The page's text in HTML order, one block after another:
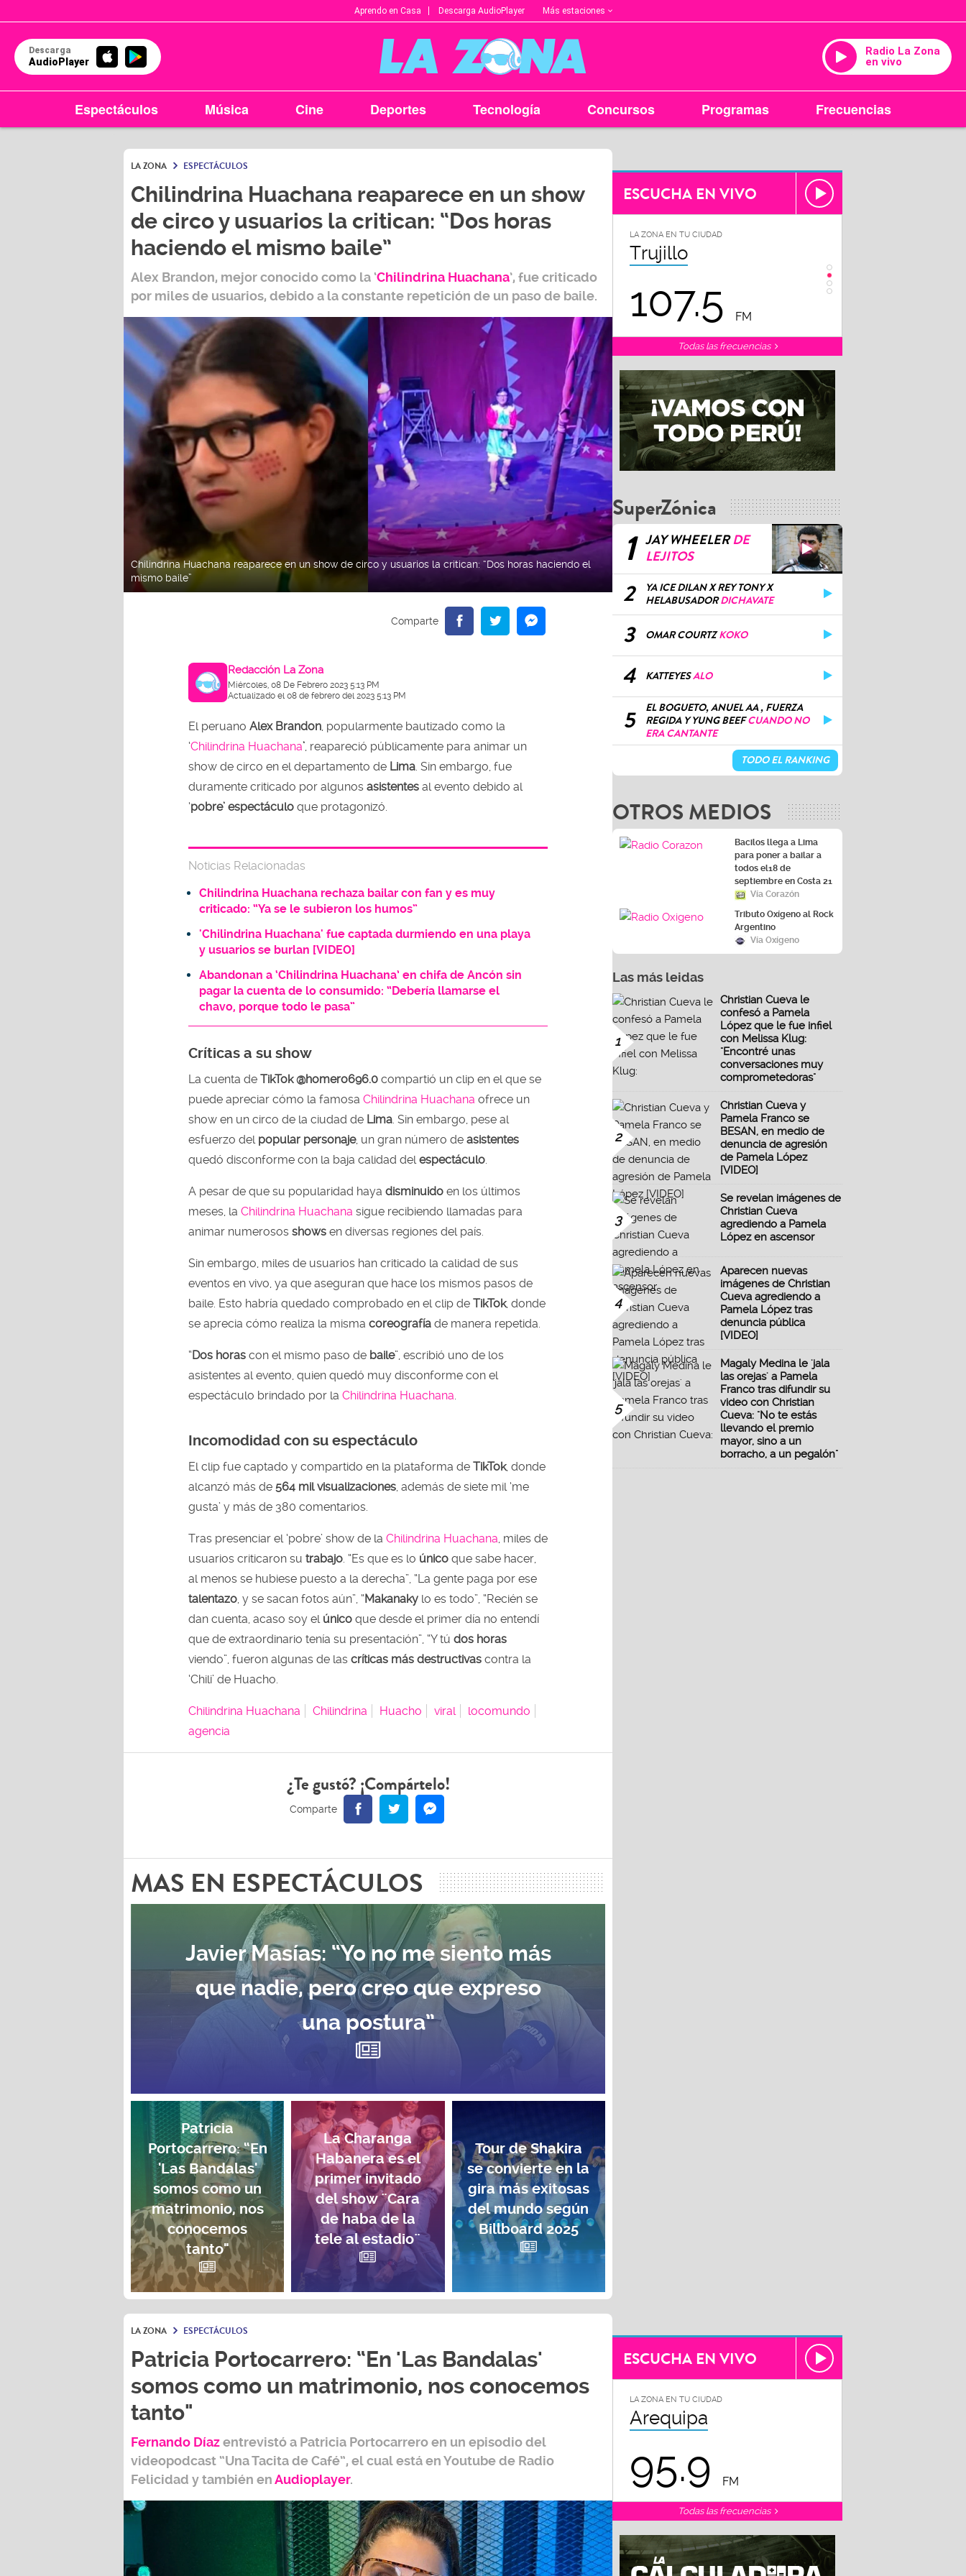
Aprendo en Casa Descarga AudioPlayer Más estaciones
Descarga
AudioPlayer
Radio La Zona
en vivo
Espectáculos Música Cine Deportes Tecnología Concursos Programas Frecuencias
LA ZONA ESPECTÁCULOS
Chilindrina Huachana reaparece en un show
de circo y usuarios la critican: “Dos horas
haciendo el mismo baile”
Alex Brandon, mejor conocido como la ‘Chilindrina Huachana’, fue criticado
por miles de usuarios, debido a la constante repetición de un paso de baile.
Chilindrina Huachana reaparece en un show de circo y usuarios la critican: “Dos horas haciendo el
mismo baile”
Redacción La Zona
Miércoles, 08 De Febrero 2023 5:13 PM
Actualizado el 08 de febrero del 2023 5:13 PM
El peruano Alex Brandon , popularmente bautizado como la
‘Chilindrina Huachana’ , reapareció públicamente para animar un
show de circo en el departamento de Lima . Sin embargo, fue
duramente criticado por algunos asistentes al evento debido al
‘pobre’ espectáculo que protagonizó.
Noticias Relacionadas
Chilindrina Huachana rechaza bailar con fan y es muy
criticado: “Ya se le subieron los humos”
'Chilindrina Huachana' fue captada durmiendo en una playa
y usuarios se burlan [VIDEO]
Abandonan a ‘Chilindrina Huachana’ en chifa de Ancón sin
pagar la cuenta de lo consumido: “Debería llamarse el
chavo, porque todo le pasa”
Críticas a su show
La cuenta de TikTok @homero696.0 compartió un clip en el que se
puede apreciar cómo la famosa Chilindrina Huachana ofrece un
show en un circo de la ciudad de Lima . Sin embargo, pese al
esfuerzo del popular personaje, un gran número de asistentes
quedó disconforme con la baja calidad del espectáculo
A pesar de que su popularidad haya disminuido en los últimos
meses, la Chilindrina Huachana sigue recibiendo llamadas para
animar numerosos shows en diversas regiones del país.
Sin embargo, miles de usuarios han criticado la calidad de sus
eventos en vivo, ya que aseguran que hace los mismos pasos de
baile. Esto habría quedado comprobado en el clip de TikTok, donde
se aprecia cómo realiza la misma coreografía de manera repetida.
“Dos horas con el mismo paso de baile”, escribió uno de los
asistentes al evento, quien quedó muy disconforme con el
espectáculo brindado por la Chilindrina Huachana
Incomodidad con su espectáculo
El clip fue captado y compartido en la plataforma de TikTok, donde
alcanzó más de 564 mil visualizaciones , además de siete mil ‘me
gusta’ y más de 380 comentarios.
Tras presenciar el ‘pobre’ show de la Chilindrina Huachana , miles de
usuarios criticaron su trabajo . “Es que es lo único que sabe hacer,
al menos se hubiese puesto a la derecha”, “La gente paga por ese
talentazo , y se sacan fotos aún”, “Makanaky lo es todo”, “Recién se
dan cuenta, acaso soy el único que desde el primer día no entendí
que de extraordinario tenía su presentación”, “Y tú dos horas
viendo”, fueron algunas de las críticas más destructivas contra la
‘Chili’ de Huacho.
Chilindrina Huachana Chilindrina Huacho viral
locomundo
agencia
¿Te gustó? ¡Compártelo!
MAS EN ESPECTÁCULOS
Javier Masías: “Yo no me siento más
que nadie, pero creo que expreso
una postura”
Patricia
Portocarrero: “En
'Las Bandalas'
somos como un
matrimonio, nos
conocemos
tanto"
La Charanga
Habanera es el
primer invitado
del show ¨Cara
de haba de la
tele al estadio¨
Tour de Shakira
se convierte en la
gira más exitosas
del mundo según
Billboard 2025
ESCUCHA EN VIVO
95.9 FM
LA ZONA EN TU CIUDAD
Trujillo
107.5 FM 102.3
Todas las frecuencias
SuperZónica
1 JAY WHEELERDE
LEJITOS
2
YA ICE DILAN X REY TONY X
HELABUSADORDICHAVATE
3 OMAR COURTZKOKO
4 KATTEYESALO
5
EL BOGUETO, ANUEL AA , FUERZA
REGIDA Y YUNG BEEFCUANDO NO
ERA CANTANTE
TODO EL RANKING
OTROS MEDIOS
Bacilos llega a Lima
para poner a bailar a
todos el18 de
septiembre en Costa 21
Vía Corazón
Tributo Oxígeno al Rock
Argentino
Vía Oxígeno
Las más leidas
1
Christian Cueva le
confesó a Pamela
López que le fue infiel
con Melissa Klug:
"Encontré unas
conversaciones muy
comprometedoras"
2
Christian Cueva y
Pamela Franco se
BESAN, en medio de
denuncia de agresión
de Pamela López
[VIDEO]
3
Se revelan imágenes de
Christian Cueva
agrediendo a Pamela
López en ascensor
4
Aparecen nuevas
imágenes de Christian
Cueva agrediendo a
Pamela López tras
denuncia pública
[VIDEO]
5
Magaly Medina le 'jala
las orejas' a Pamela
Franco tras difundir su
video con Christian
Cueva: "No te estás
llevando el premio
mayor, sino a un
borracho, a un pegalón"
LA ZONA ESPECTÁCULOS
Patricia Portocarrero: “En 'Las Bandalas'
somos como un matrimonio, nos conocemos
tanto"
Fernando Díazentrevistó a Patricia Portocarreroen un episodio del
videopodcast “Una Tacita de Café”, el cual está en Youtube de Radio
Felicidad y también enAudioplayer.
ESCUCHA EN VIVO
LA ZONA EN TU CIUDAD
Arequipa
95.9 FM
Todas las frecuencias